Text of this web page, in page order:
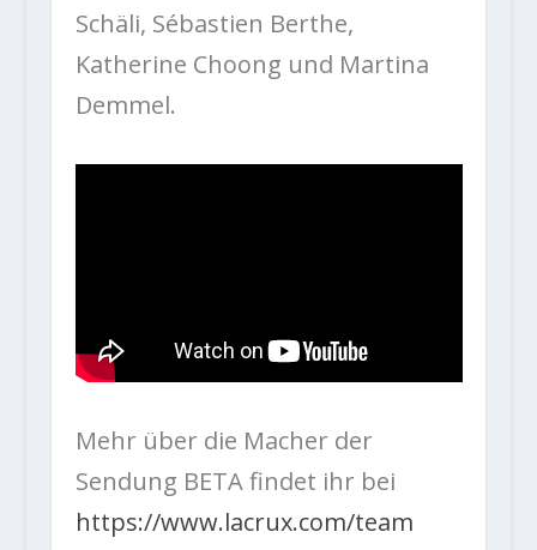
Schäli, Sébastien Berthe,
Katherine Choong und Martina
Demmel.
Mehr über die Macher der
Sendung BETA findet ihr bei
https://www.lacrux.com/team